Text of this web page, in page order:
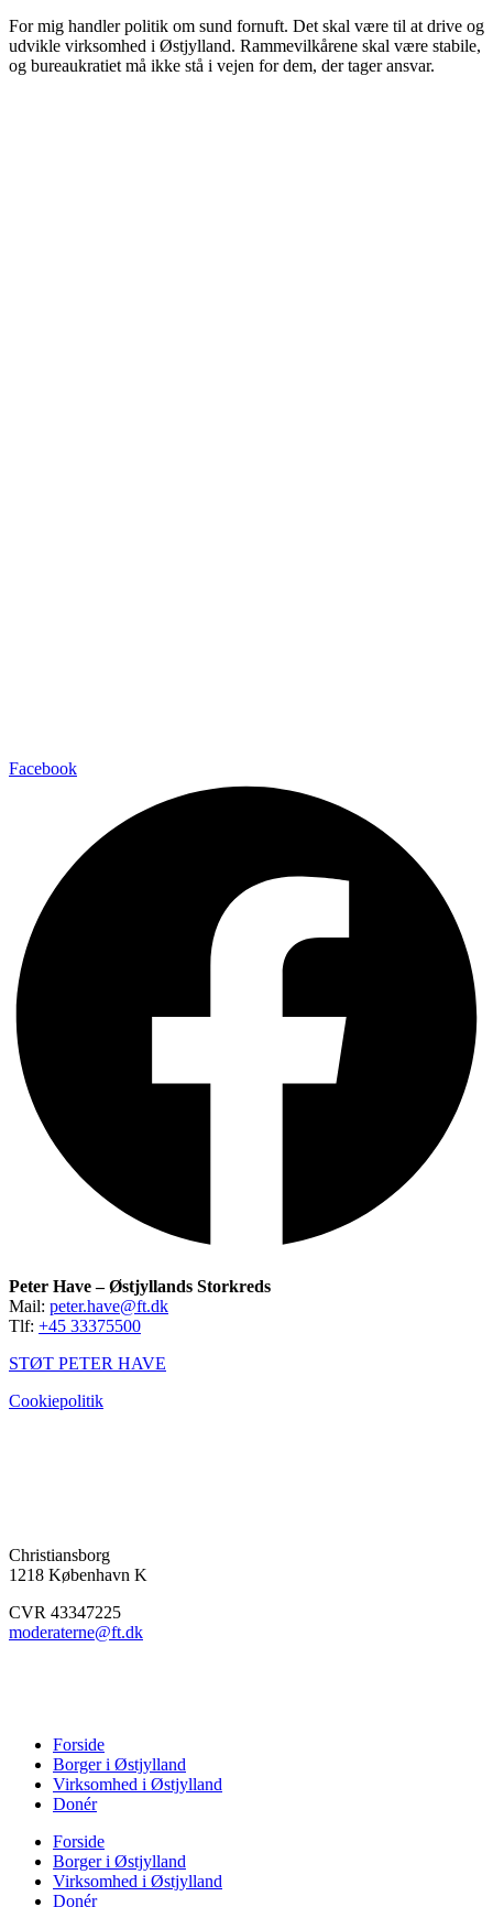
For mig handler politik om sund fornuft. Det skal være til at drive og
udvikle virksomhed i Østjylland. Rammevilkårene skal være stabile,
og bureaukratiet må ikke stå i vejen for dem, der tager ansvar.
Facebook
Peter Have – Østjyllands Storkreds
Mail: peter.have@ft.dk
Tlf: +45 33375500
STØT PETER HAVE
Cookiepolitik
Christiansborg
1218 København K
CVR 43347225
moderaterne@ft.dk
Forside
Borger i Østjylland
Virksomhed i Østjylland
Donér
Forside
Borger i Østjylland
Virksomhed i Østjylland
Donér